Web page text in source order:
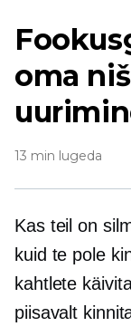
oma
13 min lugeda
Kas teil on
kuid te pole
kahtlete
piisavalt